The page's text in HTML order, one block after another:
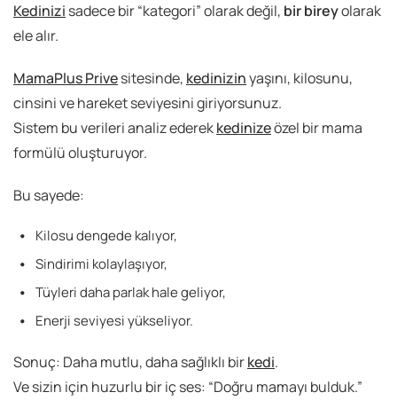
Kedinizi sadece bir “kategori” olarak değil, bir bireyolarak
ele alır.
MamaPlus Privesitesinde, kedinizinyaşını, kilosunu,
cinsini ve hareket seviyesini giriyorsunuz.
Sistem bu verileri analiz ederekkedinizeözel bir mama
formülü oluşturuyor.
Bu sayede:
Kilosu dengede kalıyor,
Sindirimi kolaylaşıyor,
Tüyleri daha parlak hale geliyor,
Enerji seviyesi yükseliyor.
Sonuç: Daha mutlu, daha sağlıklı birkedi.
Ve sizin için huzurlu bir iç ses: “Doğru mamayı bulduk.”